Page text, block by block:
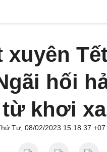
xuyên
hối
khơi
Tư, 08/02/2023 15:18:37